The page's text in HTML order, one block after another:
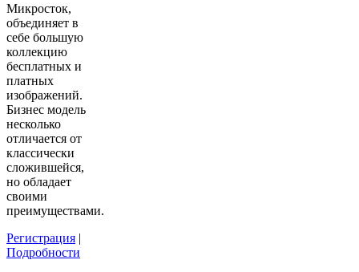
Микросток,
объединяет в
себе большую
коллекцию
бесплатных и
платных
изображений.
Бизнес модель
несколько
отличается от
классически
сложившейся,
но обладает
своими
преимуществами.
Регистрация |
Подробности